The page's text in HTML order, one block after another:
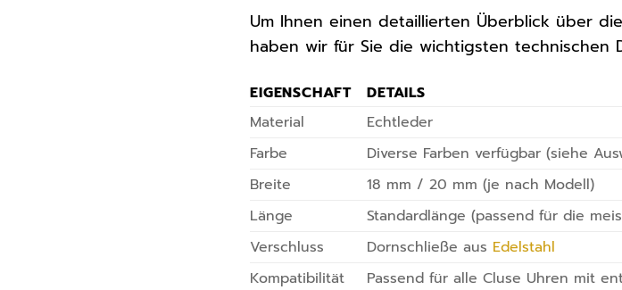
Um Ihnen einen detaillierten Überblick über
haben wir für Sie die wichtigsten technischen
EIGENSCHAFT
DETAILS
Material
Echtleder
Farbe
Diverse Farben verfügbar (siehe
Breite
18 mm / 20 mm (je nach Modell)
Länge
Standardlänge (passend für die
Verschluss
Dornschließe aus Edelstahl
Kompatibilität
Passend für alle Cluse Uhren mit